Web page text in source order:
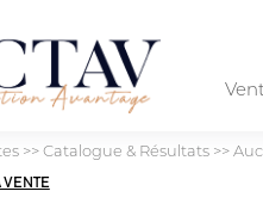
>>Catalogue & Résultats>>
VENTE